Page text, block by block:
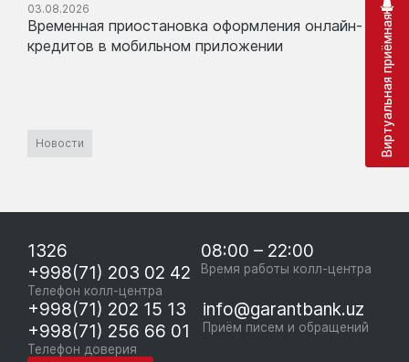
03.08.2026
Временная приостановка оформления онлайн-
кредитов в мобильном приложении
Новости
1326
+998(71) 203 02 42
Телефон колл-центра
08:00 – 22:00
Время работы колл-центра
+998(71) 202 15 13
+998(71) 256 66 01
Телефон доверия
info@garantbank.uz
Приём писем и обращений
Виртуальная приёмная